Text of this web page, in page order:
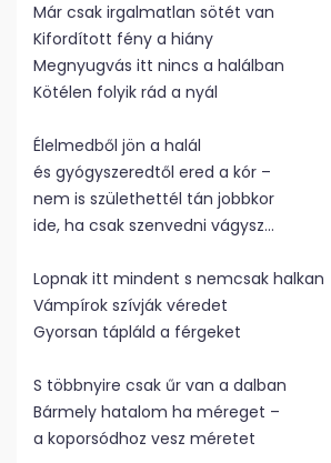
Már csak irgalmatlan sötét van
Kifordított fény a hiány
Megnyugvás itt nincs a halálban
Kötélen folyik rád a nyál
Élelmedből jön a halál
és gyógyszeredtől ered a kór –
nem is születhettél tán jobbkor
ide, ha csak szenvedni vágysz…
Lopnak itt mindent s nemcsak halkan
Vámpírok szívják véredet
Gyorsan tápláld a férgeket
S többnyire csak űr van a dalban
Bármely hatalom ha méreget –
a koporsódhoz vesz méretet